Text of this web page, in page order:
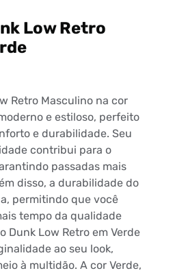
Low Retro
Retro Masculino na cor
e estiloso, perfeito
e durabilidade. Seu
contribui para o
passadas mais
disso, a durabilidade do
permitindo que você
tempo da qualidade
Dunk Low Retro em Verde
ao seu look,
à multidão. A cor Verde,